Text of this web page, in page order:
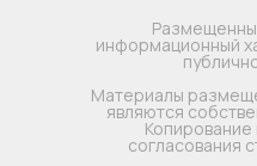
информационный
Материалы
являются
согласования